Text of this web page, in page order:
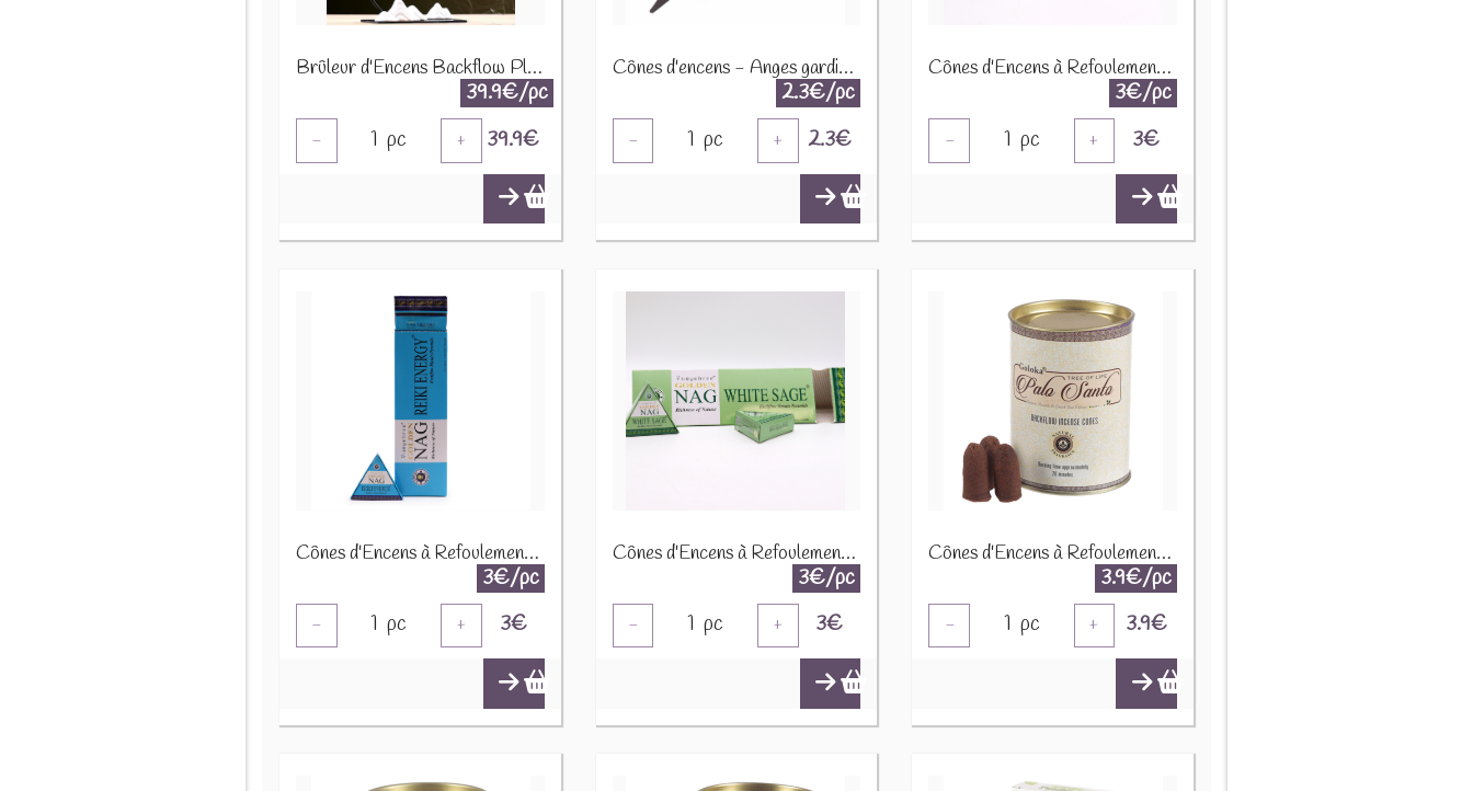
Brûleur d'Encens Backflow Pleine Lune BFC-J01
39.9€/pc
- 1 pc + 39.9€
Cônes d'encens - Anges gardiens 37192 SAIC-04
2.3€/pc
- 1 pc + 2.3€
Cônes d'Encens à Refoulement Jumbo Golden Nag 42g - Palo Santo JBackF-05
3€/pc
- 1 pc + 3€
Cônes d'Encens à Refoulement Jumbo Golden Nag 42g - Re¨ki Energie JBackF-10
3€/pc
- 1 pc + 3€
Cônes d'Encens à Refoulement Jumbo Golden Nag 42g - Sauge Blanche JBackF-06
3€/pc
- 1 pc + 3€
Cônes d'Encens à Refoulement Reflux Backflow Goloka - Bois Sacré Palo Santo INC499
3.9€/pc
- 1 pc + 3.9€